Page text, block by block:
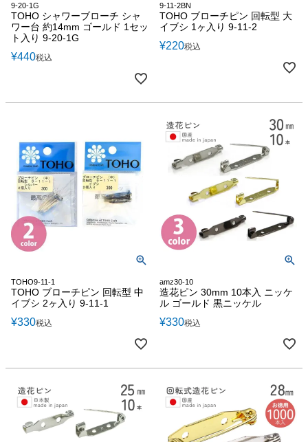
9-20-1G
TOHO シャワーブローチ シャ
ワー台 約14mm ゴールド 1セッ
ト入り 9-20-1G
¥440税込
9-11-2BN
TOHO ブローチピン 回転型 大
イブシ 1ヶ入り 9-11-2
¥220税込
TOHO9-11-1
TOHO ブローチピン 回転型 中
イブシ 2ヶ入り 9-11-1
¥330税込
amz30-10
造花ピン 30mm 10本入 ニッケ
ル ゴールド 黒ニッケル
¥330税込